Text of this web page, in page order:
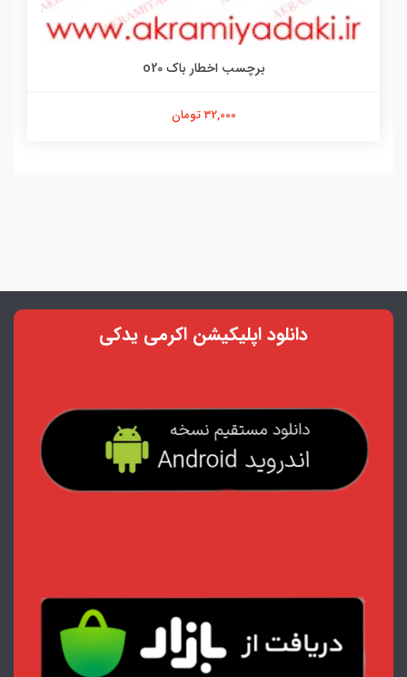
برچسب اخطار باک o20
دانلود اپلیکیشن اکرمی یدکی